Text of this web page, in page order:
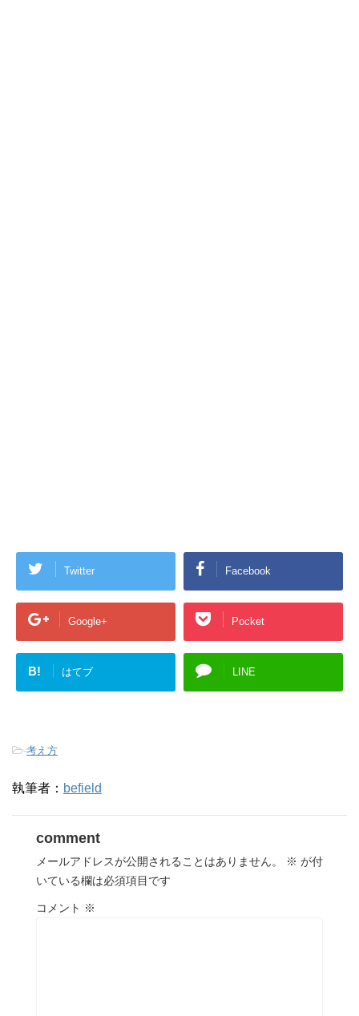
Twitter Facebook
Google+ Pocket
B! はてブ LINE
-考え方
執筆者： befield
comment
メールアドレスが公開されることはありません。 ※ が付
いている欄は必須項目です
コメント ※